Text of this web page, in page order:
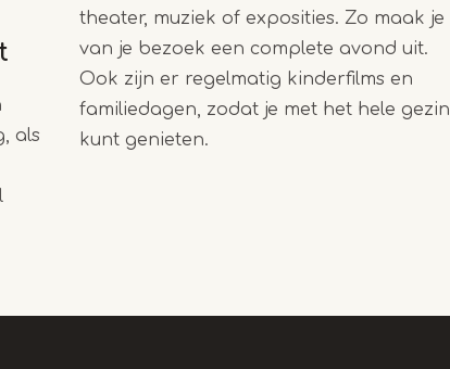
als
theater, muziek of exposities. Zo maak je
van je bezoek een complete avond uit.
Ook zijn er regelmatig kinderfilms en
familiedagen, zodat je met het hele gezin
kunt genieten.